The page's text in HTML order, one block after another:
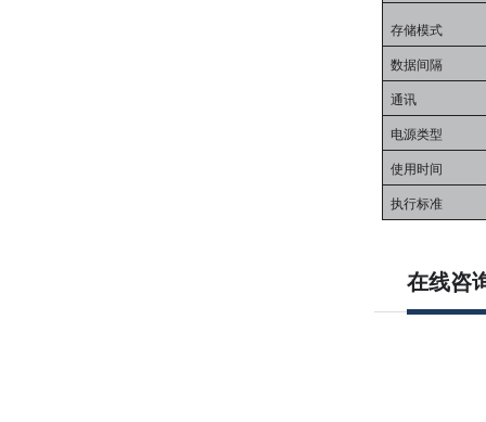
存储模式
数据间隔
通讯
电源类型
使用时间
执行标准
在线咨